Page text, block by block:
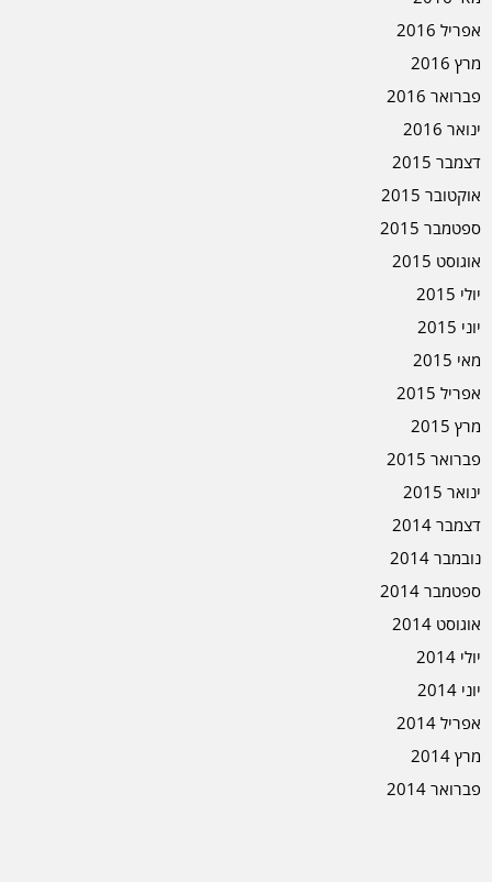
אפריל 2016
מרץ 2016
פברואר 2016
ינואר 2016
דצמבר 2015
אוקטובר 2015
ספטמבר 2015
אוגוסט 2015
יולי 2015
יוני 2015
מאי 2015
אפריל 2015
מרץ 2015
פברואר 2015
ינואר 2015
דצמבר 2014
נובמבר 2014
ספטמבר 2014
אוגוסט 2014
יולי 2014
יוני 2014
אפריל 2014
מרץ 2014
פברואר 2014